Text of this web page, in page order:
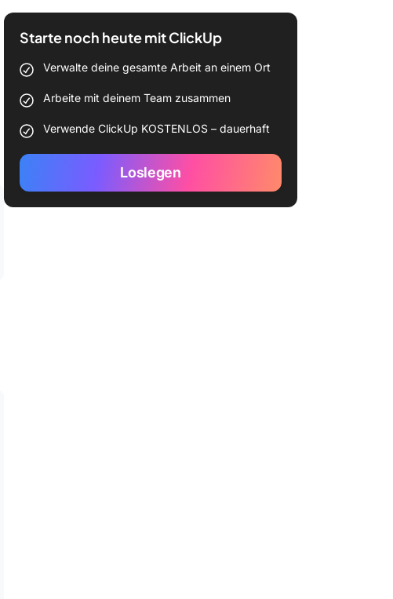
Starte noch heute mit ClickUp
Verwalte deine gesamte Arbeit an einem Ort
Arbeite mit deinem Team zusammen
Verwende ClickUp KOSTENLOS – dauerhaft
Loslegen